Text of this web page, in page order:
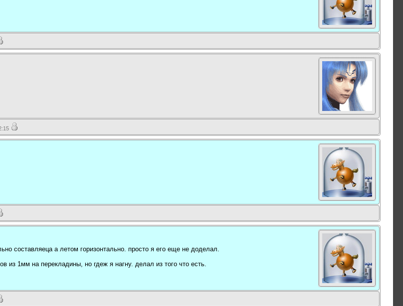
составляеца а летом горизонтально. просто я его еще не доделал.
из 1мм на перекладины, но гдеж я нагну. делал из того что есть.